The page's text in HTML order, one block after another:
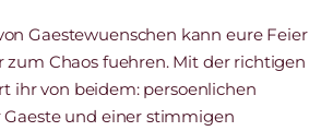
Gaestewuenschen kann eure Feier
zum Chaos fuehren. Mit der richtigen
ihr von beidem: persoenlichen
Gaeste und einer stimmigen